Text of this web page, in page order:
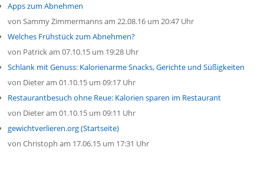
Apps zum Abnehmen
von Sammy Zimmermannsam 22.08.16 um 20:47 Uhr
Welches Frühstück zum Abnehmen?
von Patrickam 07.10.15 um 19:28 Uhr
Schlank mit Genuss: Kalorienarme Snacks, Gerichte und Süßigkeiten
von Dieteram 01.10.15 um 09:17 Uhr
Restaurantbesuch ohne Reue: Kalorien sparen im Restaurant
von Dieteram 01.10.15 um 09:11 Uhr
gewichtverlieren.org (Startseite)
von Christoph am 17.06.15 um 17:31 Uhr